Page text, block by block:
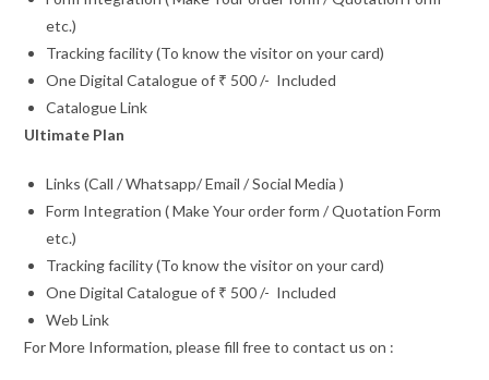
etc.)
Tracking facility (To know the visitor on your card)
One Digital Catalogue of ₹ 500 /- Included
Catalogue Link
Ultimate Plan
Links (Call / Whatsapp/ Email / Social Media )
Form Integration ( Make Your order form / Quotation Form
etc.)
Tracking facility (To know the visitor on your card)
One Digital Catalogue of ₹ 500 /- Included
Web Link
For More Information, please fill free to contact us on :